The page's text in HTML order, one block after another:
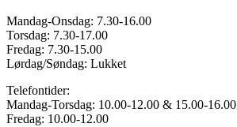
Mandag-Onsdag: 7.30-16.00
Torsdag: 7.30-17.00
Fredag: 7.30-15.00
Lørdag/Søndag: Lukket
Telefontider:
Mandag-Torsdag: 10.00-12.00 & 15.00-16.00
Fredag: 10.00-12.00